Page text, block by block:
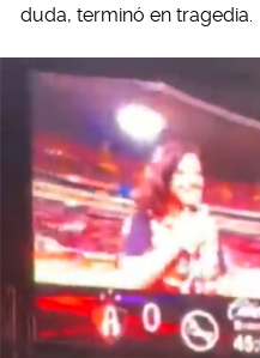
duda, terminó en tragedia.